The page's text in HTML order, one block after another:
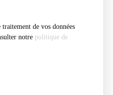
de vos données
notre politique de